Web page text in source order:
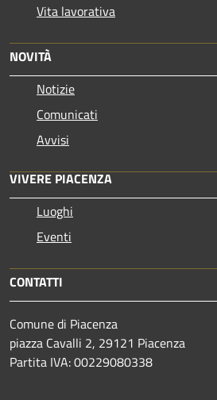
Vita lavorativa
NOVITÀ
Notizie
Comunicati
Avvisi
VIVERE PIACENZA
Luoghi
Eventi
CONTATTI
Comune di Piacenza
piazza Cavalli 2, 29121 Piacenza
Partita IVA: 00229080338